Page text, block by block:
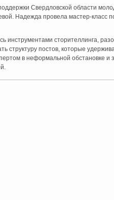
Свердловской области
Надежда провела мастер-класс
инструментами сторителлинга,
структуру постов, которые
в неформальной обстановке и